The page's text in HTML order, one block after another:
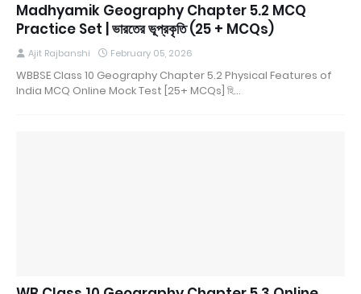
Madhyamik Geography Chapter 5.2 MCQ
Practice Set | ভারতের ভূপ্রকৃতি (25 + MCQs)
Ajit Rajbanshi February 05, 2026
WBBSE Class 10 Geography Chapter 5.2 Physical Features of
India MCQ Online Mock Test [25+ MCQs] হি…